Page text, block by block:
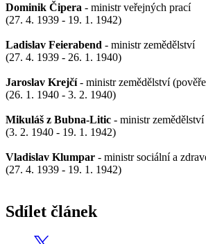
Dominik Čipera - ministr veřejných prací
(27. 4. 1939 - 19. 1. 1942)
Ladislav Feierabend - ministr zemědělství
(27. 4. 1939 - 26. 1. 1940)
Jaroslav Krejčí- ministr zemědělství
(26. 1. 1940 - 3. 2. 1940)
Mikuláš z Bubna-Litic - ministr zemědělství
(3. 2. 1940 - 19. 1. 1942)
Vladislav Klumpar - ministr sociální a
(27. 4. 1939 - 19. 1. 1942)
Sdílet článek